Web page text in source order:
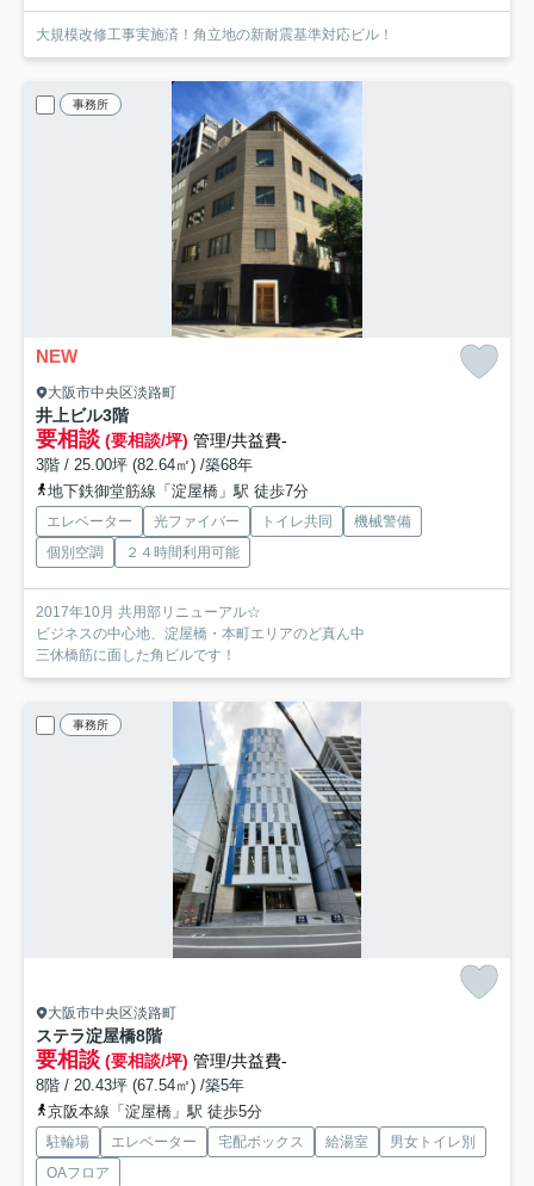
大規模改修工事実施済！角立地の新耐震基準対応ビル！
事務所
NEW
大阪市中央区淡路町
井上ビル3階
要相談 (要相談/坪) 管理/共益費-
3階 / 25.00坪 (82.64㎡) /築68年
地下鉄御堂筋線「淀屋橋」駅 徒歩7分
エレベーター 光ファイバー トイレ共同
機械警備
個別空調
２４時間利用可能
2017年10月 共用部リニューアル☆
ビジネスの中心地、淀屋橋・本町エリアのど真ん中
三休橋筋に面した角ビルです！
事務所
大阪市中央区淡路町
ステラ淀屋橋8階
要相談 (要相談/坪) 管理/共益費-
8階 / 20.43坪 (67.54㎡) /築5年
京阪本線「淀屋橋」駅 徒歩5分
駐輪場 エレベーター 宅配ボックス 給湯室
男女トイレ別
OAフロア